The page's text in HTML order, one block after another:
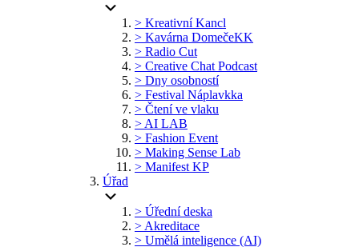
> Kreativní Kancl
> Kavárna DomečeKK
> Radio Cut
> Creative Chat Podcast
> Dny osobností
> Festival Náplavkka
> Čtení ve vlaku
> AI LAB
> Fashion Event
> Making Sense Lab
> Manifest KP
Úřad
> Úřední deska
> Akreditace
> Umělá inteligence (AI)